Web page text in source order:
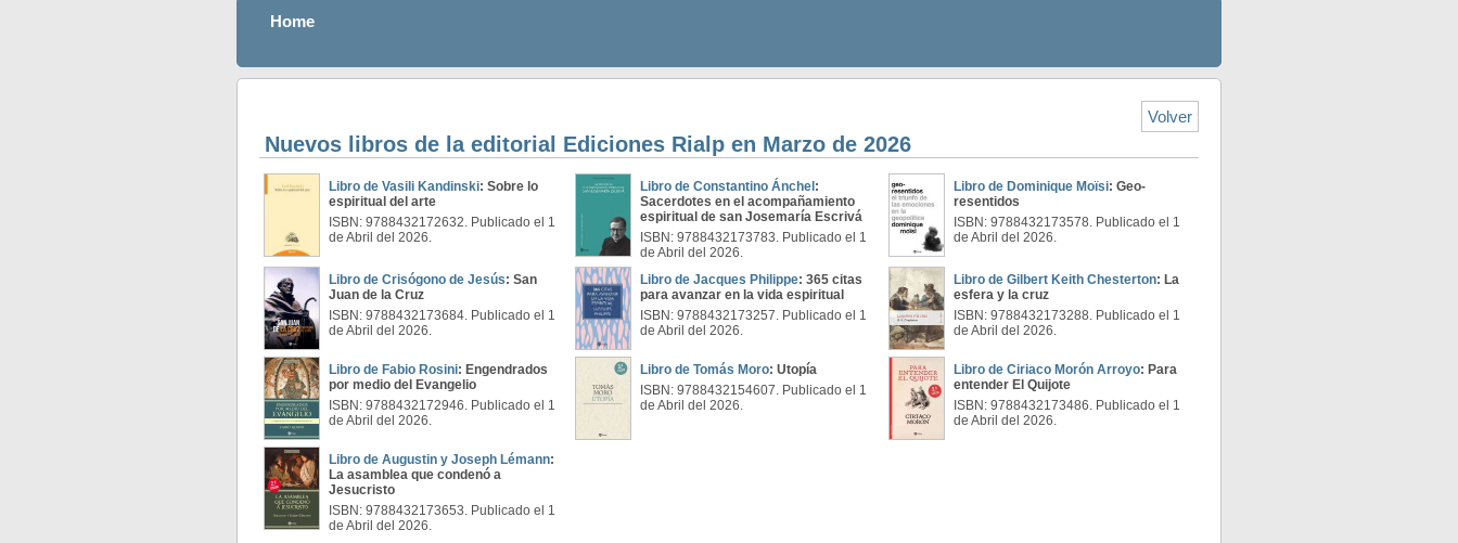
Home
Volver
Nuevos libros de la editorial Ediciones Rialp en Marzo de 2026
Libro de Vasili Kandinski: Sobre lo
espiritual del arte
ISBN: 9788432172632. Publicado el 1
de Abril del 2026.
Libro de Constantino Ánchel :
Sacerdotes en el acompañamiento
espiritual de san Josemaría Escrivá
ISBN: 9788432173783. Publicado el 1
de Abril del 2026.
Libro de Dominique Moïsi: Geo-
resentidos
ISBN: 9788432173578. Publicado el 1
de Abril del 2026.
Libro de Crisógono de Jesús: San
Juan de la Cruz
ISBN: 9788432173684. Publicado el 1
de Abril del 2026.
Libro de Jacques Philippe: 365 citas
para avanzar en la vida espiritual
ISBN: 9788432173257. Publicado el 1
de Abril del 2026.
Libro de Gilbert Keith Chesterton: La
esfera y la cruz
ISBN: 9788432173288. Publicado el 1
de Abril del 2026.
Libro de Fabio Rosini: Engendrados
por medio del Evangelio
ISBN: 9788432172946. Publicado el 1
de Abril del 2026.
Libro de Tomás Moro: Utopía
ISBN: 9788432154607. Publicado el 1
de Abril del 2026.
Libro de Ciriaco Morón Arroyo: Para
entender El Quijote
ISBN: 9788432173486. Publicado el 1
de Abril del 2026.
Libro de Augustin y Joseph Lémann:
La asamblea que condenó a
Jesucristo
ISBN: 9788432173653. Publicado el 1
de Abril del 2026.